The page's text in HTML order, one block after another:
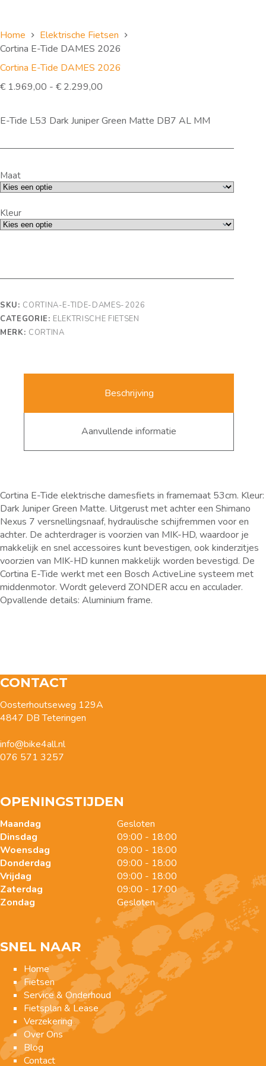
Home
Elektrische Fietsen
Cortina E-Tide DAMES 2026
Cortina E-Tide DAMES 2026
€ 1.969,00 - € 2.299,00
€ 2.299,00
E-Tide L53 Dark Juniper Green Matte DB7 AL MM
Maat
Kleur
SKU: CORTINA-E-TIDE-DAMES-2026
CATEGORIE: ELEKTRISCHE FIETSEN
MERK: CORTINA
Beschrijving
Aanvullende informatie
Cortina E-Tide elektrische damesfiets in framemaat 53cm. Kleur:
Dark Juniper Green Matte. Uitgerust met achter een Shimano
Nexus 7 versnellingsnaaf, hydraulische schijfremmen voor en
achter. De achterdrager is voorzien van MIK-HD, waardoor je
makkelijk en snel accessoires kunt bevestigen, ook kinderzitjes
voorzien van MIK-HD kunnen makkelijk worden bevestigd. De
Cortina E-Tide werkt met een Bosch ActiveLine systeem met
middenmotor. Wordt geleverd ZONDER accu en acculader.
Opvallende details: Aluminium frame.
CONTACT
Oosterhoutseweg 129A
4847 DB Teteringen
info@bike4all.nl
076 571 3257
OPENINGSTIJDEN
Maandag
Dinsdag
Woensdag
Donderdag
Vrijdag
Zaterdag
Zondag
Gesloten
09:00 - 18:00
09:00 - 18:00
09:00 - 18:00
09:00 - 18:00
09:00 - 17:00
Gesloten
SNEL NAAR
Home
Fietsen
Service & Onderhoud
Fietsplan & Lease
Verzekering
Over Ons
Blog
Contact